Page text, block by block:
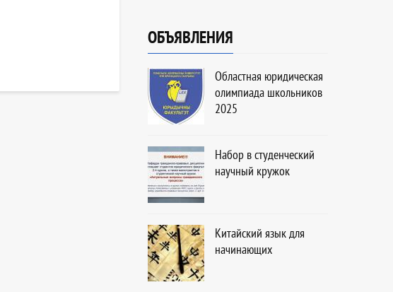
ОБЪЯВЛЕНИЯ
Областная юридическая
олимпиада школьников
2025
Набор в студенческий
научный кружок
Китайский язык для
начинающих